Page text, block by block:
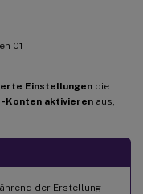
Einstellungen die
Konten aktivieren aus,
der Erstellung